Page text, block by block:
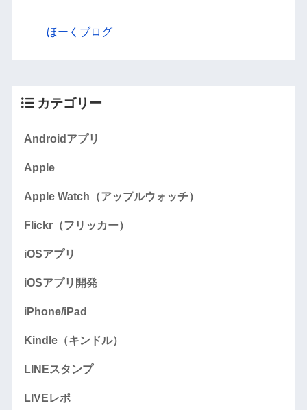
ほーくブログ
カテゴリー
Androidアプリ
Apple
Apple Watch（アップルウォッチ）
Flickr（フリッカー）
iOSアプリ
iOSアプリ開発
iPhone/iPad
Kindle（キンドル）
LINEスタンプ
LIVEレポ